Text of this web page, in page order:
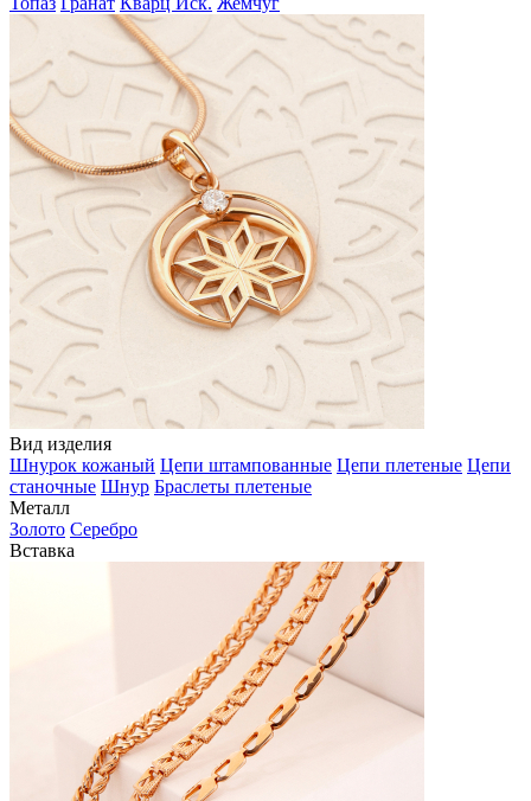
Вид изделия
Шнурок кожаный Цепи штампованные Цепи плетеные Цепи
станочные Шнур Браслеты плетеные
Металл
Золото Серебро
Вставка